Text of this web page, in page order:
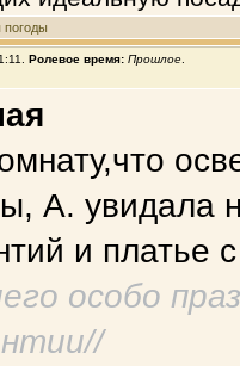
погоды
Ролевое время: Прошлое.
А. увидала
и платье
особо